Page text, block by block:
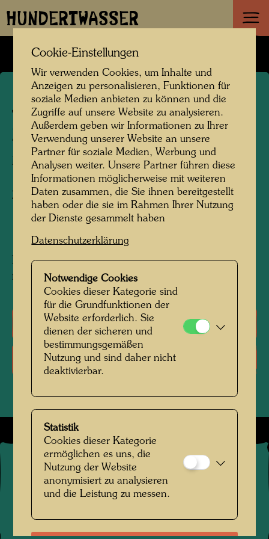
HUNDERTWASSER
JW 14
ZIRKUS MEDRANO
Medrano Circus
Zeichnung
1943
Painted in Vienna, April 30, and May 7, 1943
mit Feder ausgezogene Zeichnung
Literatur: Monographien
Literatur: Ausstellungskataloge
©2026
Die Hundertwasser gemeinnützige Privatstiftung Wien
Kontakt . Datenschutz . Copyright
Nutzungsbedingungen
Cookie-Einstellungen
Wir verwenden Cookies, um Inhalte und
Anzeigen zu personalisieren, Funktionen für
soziale Medien anbieten zu können und die
Zugriffe auf unsere Website zu analysieren.
Außerdem geben wir Informationen zu Ihrer
Verwendung unserer Website an unsere
Partner für soziale Medien, Werbung und
Analysen weiter. Unsere Partner führen diese
Informationen möglicherweise mit weiteren
Daten zusammen, die Sie ihnen bereitgestellt
haben oder die sie im Rahmen Ihrer Nutzung
der Dienste gesammelt haben
Datenschutzerklärung
Notwendige Cookies
Cookies dieser Kategorie sind
für die Grundfunktionen der
Website erforderlich. Sie
dienen der sicheren und
bestimmungsgemäßen
Nutzung und sind daher nicht
deaktivierbar.
Statistik
Cookies dieser Kategorie
ermöglichen es uns, die
Nutzung der Website
anonymisiert zu analysieren
und die Leistung zu messen.